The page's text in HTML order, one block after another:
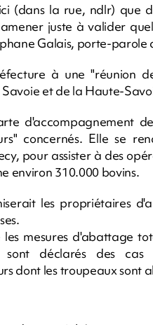
(dans la rue, ndlr) que
juste à valider
Galais, porte-
à une "réunion
et de la Haute-
d'accompagnement
concernés. Elle se
pour assister à des
environ 310.000 bovins.
les propriétaires
mesures d'abattage
déclarés des
dont les troupeaux sont